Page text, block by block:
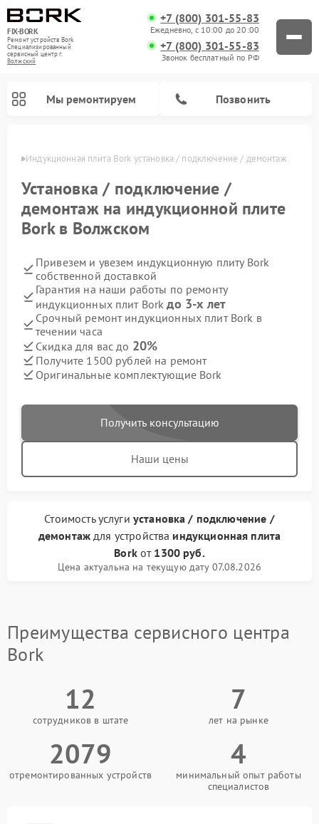
FIX-BORK
Ремонт устройств Bork
Специализированный
cервисный центр г.
Волжский
+7 (800) 301-55-83
Ежедневно, с 10:00 до 20:00
+7 (800) 301-55-83
Звонок бесплатный по РФ
Мы ремонтируем Позвонить
Индукционная плита Bork установка / подключение / демонтаж
Установка / подключение /
демонтаж на индукционной плите
Bork в Волжском
Привезем и увезем индукционную плиту Bork
собственной доставкой
Гарантия на наши работы по ремонту
индукционных плит Borkдо 3-х лет
Срочный ремонт индукционных плит Bork в
течении часа
Скидка для вас до 20%
Получите 1500 рублей на ремонт
Оригинальные комплектующие Bork
Получить консультацию
Наши цены
Стоимость услуги установка / подключение /
демонтаж для устройства индукционная плита
Borkот 1300 руб.
Цена актуальна на текущую дату 07.08.2026
Преимущества сервисного центра
Bork
12
сотрудников в штате
7
лет на рынке
2079
отремонтированных устройств
4
минимальный опыт работы
специалистов